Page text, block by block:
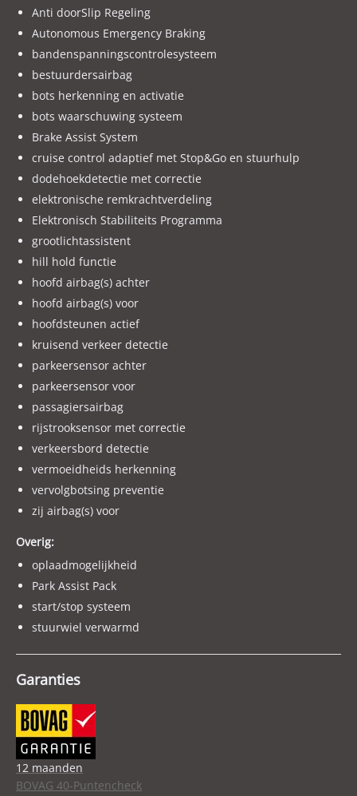
Anti doorSlip Regeling
Autonomous Emergency Braking
bandenspanningscontrolesysteem
bestuurdersairbag
bots herkenning en activatie
bots waarschuwing systeem
Brake Assist System
cruise control adaptief met Stop&Go en stuurhulp
dodehoekdetectie met correctie
elektronische remkrachtverdeling
Elektronisch Stabiliteits Programma
grootlichtassistent
hill hold functie
hoofd airbag(s) achter
hoofd airbag(s) voor
hoofdsteunen actief
kruisend verkeer detectie
parkeersensor achter
parkeersensor voor
passagiersairbag
rijstrooksensor met correctie
verkeersbord detectie
vermoeidheids herkenning
vervolgbotsing preventie
zij airbag(s) voor
Overig:
oplaadmogelijkheid
Park Assist Pack
start/stop systeem
stuurwiel verwarmd
Garanties
12 maanden
BOVAG 40-Puntencheck